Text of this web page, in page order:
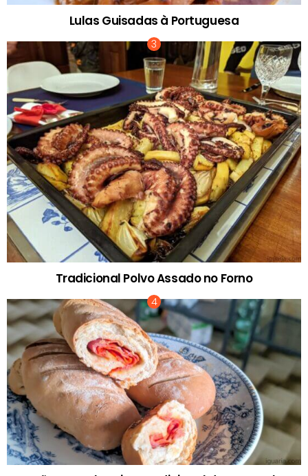
Lulas Guisadas à Portuguesa
Tradicional Polvo Assado no Forno